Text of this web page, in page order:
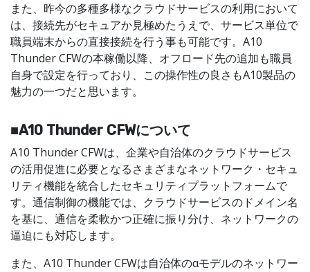
また、昨今の多種多様なクラウドサービスの利用において
は、接続先がセキュアか見極めたうえで、サービス単位で
職員端末からの直接接続を行う事も可能です。A10
Thunder CFWの本稼働以降、オフロード先の追加も職員
自身で設定を行っており、この操作性の良さもA10製品の
魅力の一つだと思います。
■A10 Thunder CFWについて
A10 Thunder CFWは、企業や自治体のクラウドサービス
の活用促進に必要となるさまざまなネットワーク・セキュ
リティ機能を統合したセキュリティプラットフォームで
す。通信制御の機能では、クラウドサービスのドメイン名
を基に、通信を柔軟かつ正確に振り分け、ネットワークの
逼迫にも対応します。
また、A10 Thunder CFWは自治体のαモデルのネットワー